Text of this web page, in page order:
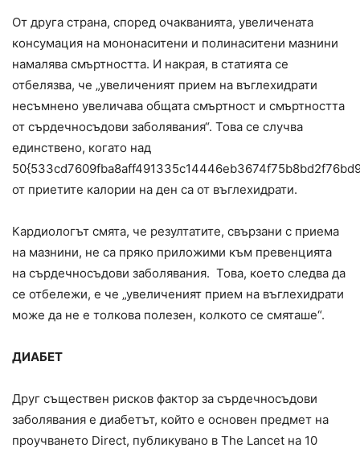
От друга страна, според очакванията, увеличената
консумация на мононаситени и полинаситени мазнини
намалява смъртността. И накрая, в статията се
отбелязва, че „увеличеният прием на въглехидрати
несъмнено увеличава общата смъртност и смъртността
от сърдечносъдови заболявания“. Това се случва
единствено, когато над
от приетите калории на ден са от въглехидрати.
Кардиологът смята, че резултатите, свързани с приема
на мазнини, не са пряко приложими към превенцията
на сърдечносъдови заболявания. Това, което следва да
се отбележи, е че „увеличеният прием на въглехидрати
може да не е толкова полезен, колкото се смяташе“.
ДИАБЕТ
Друг съществен рисков фактор за сърдечносъдови
заболявания е диабетът, който е основен предмет на
проучването Direct, публикувано в The Lancet на 10